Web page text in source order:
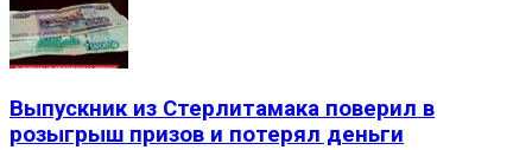
Выпускник из Стерлитамака поверил в
розыгрыш призов и потерял деньги